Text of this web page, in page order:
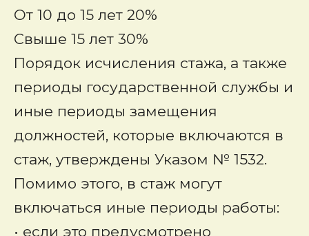
От 10 до 15 лет 20%
Свыше 15 лет 30%
Порядок исчисления стажа, а также
периоды государственной службы и
иные периоды замещения
должностей, которые включаются в
стаж, утверждены Указом № 1532.
Помимо этого, в стаж могут
включаться иные периоды работы:
• если это предусмотрено